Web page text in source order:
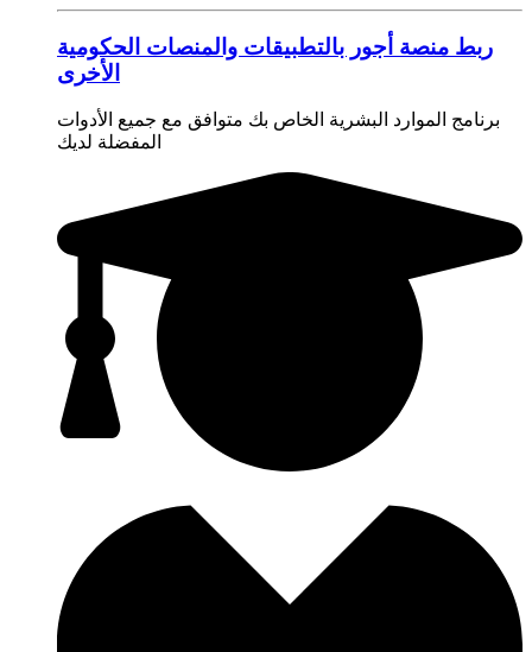
ربط منصة أجور بالتطبيقات والمنصات الحكومية
الأخرى
برنامج الموارد البشرية الخاص بك متوافق مع جميع الأدوات
المفضلة لديك